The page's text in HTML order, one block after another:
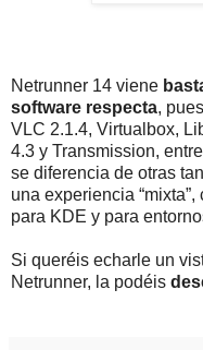
Netrunner 14 viene
software respecta,
VLC 2.1.4, Virtualbox,
4.3 y Transmission,
se diferencia de otras
una experiencia
para KDE y para
Si queréis echarle un
Netrunner, la podéis